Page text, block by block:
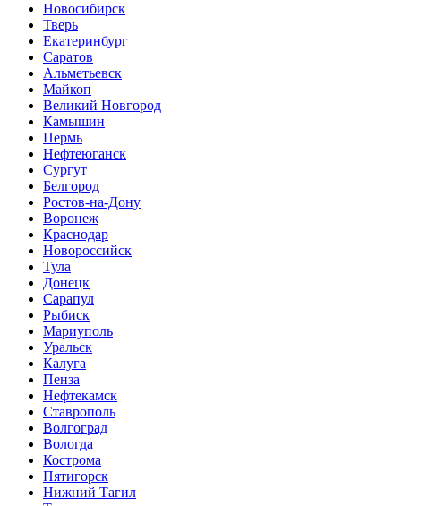
Новосибирск
Тверь
Екатеринбург
Саратов
Альметьевск
Майкоп
Великий Новгород
Камышин
Пермь
Нефтеюганск
Сургут
Белгород
Ростов-на-Дону
Воронеж
Краснодар
Новороссийск
Тула
Донецк
Сарапул
Рыбиск
Мариуполь
Уральск
Калуга
Пенза
Нефтекамск
Ставрополь
Волгоград
Вологда
Кострома
Пятигорск
Нижний Тагил